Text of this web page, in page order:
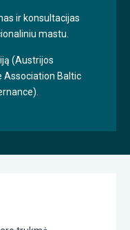
ir konsultacijas
mastu.
(Austrijos
Association Baltic